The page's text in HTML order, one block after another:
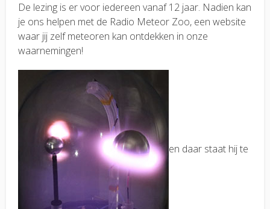
De lezing is er voor iedereen vanaf 12 jaar. Nadien kan
je ons helpen met de Radio Meteor Zoo, een website
waar jij zelf meteoren kan ontdekken in onze
waarnemingen!
en daar staat hij te